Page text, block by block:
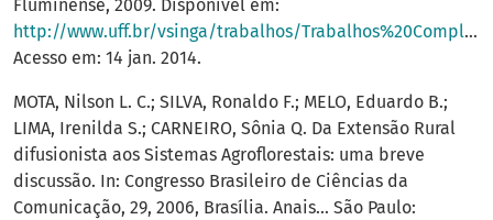
Fluminense, 2009. Disponível em:
http://www.uff.br/vsinga/trabalhos/Trabalhos%20Completos/Diogo%20Pereira%20das%20Neves%20Souza%20Lima.pdf
Acesso em: 14 jan. 2014.
MOTA, Nilson L. C.; SILVA, Ronaldo F.; MELO, Eduardo B.;
LIMA, Irenilda S.; CARNEIRO, Sônia Q. Da Extensão Rural
difusionista aos Sistemas Agroflorestais: uma breve
discussão. In: Congresso Brasileiro de Ciências da
Comunicação, 29, 2006, Brasília. Anais... São Paulo: